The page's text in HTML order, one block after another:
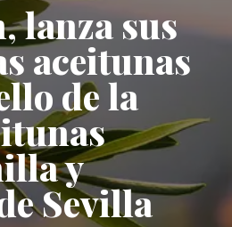
lanza sus
aceitunas
de la
y
Sevilla